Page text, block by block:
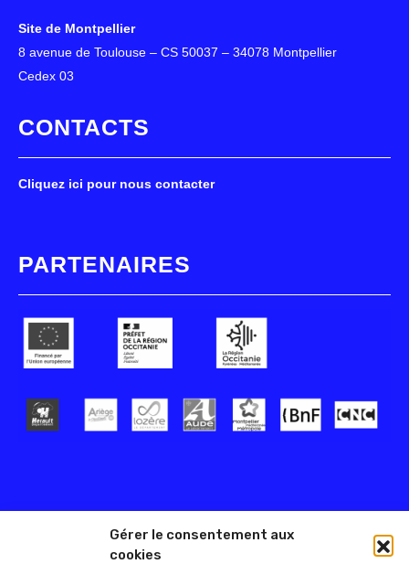
Gérer le consentement aux
cookies
Site de Montpellier
8 avenue de Toulouse – CS 50037 – 34078 Montpellier
Cedex 03
CONTACTS
Cliquez ici pour nous contacter
PARTENAIRES